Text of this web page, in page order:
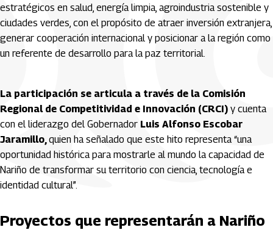
estratégicos en salud, energía limpia, agroindustria sostenible y
ciudades verdes, con el propósito de atraer inversión extranjera,
generar cooperación internacional y posicionar a la región como
un referente de desarrollo para la paz territorial.
La participación se articula a través de la Comisión
Regional de Competitividad e Innovación (CRCI) y cuenta
con el liderazgo del Gobernador Luis Alfonso Escobar
Jaramillo,quien ha señalado que este hito representa “una
oportunidad histórica para mostrarle al mundo la capacidad de
Nariño de transformar su territorio con ciencia, tecnología e
identidad cultural”.
Proyectos que representarán a Nariño